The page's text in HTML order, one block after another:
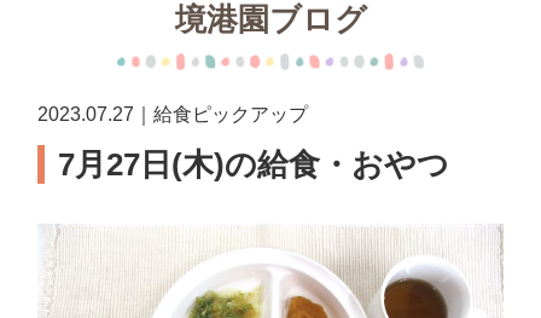
境港園ブログ
2023.07.27｜給食ピックアップ
7月27日(木)の給食・おやつ